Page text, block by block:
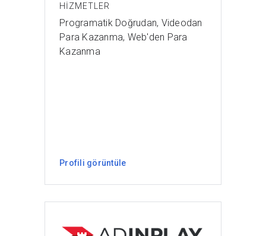
HIZMETLER
Programatik Doğrudan, Videodan
Para Kazanma, Web'den Para
Kazanma
Profili görüntüle